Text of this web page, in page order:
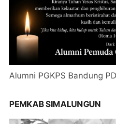
Alumni PGKPS Bandung
PEMKAB SIMALUNGUN